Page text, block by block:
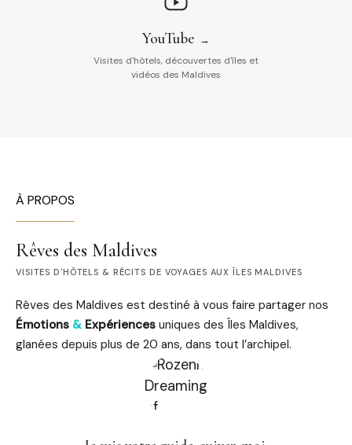
YouTube
Visites d'hôtels, découvertes d'îles et
vidéos des Maldives
À PROPOS
Rêves des Maldives
VISITES D'HÔTELS & RÉCITS DE VOYAGES AUX ÎLES MALDIVES
Rêves des Maldives est destiné à vous faire partager nos
Émotions & Expériences uniques des Îles Maldives,
glanées depuis plus de 20 ans, dans tout l’archipel.